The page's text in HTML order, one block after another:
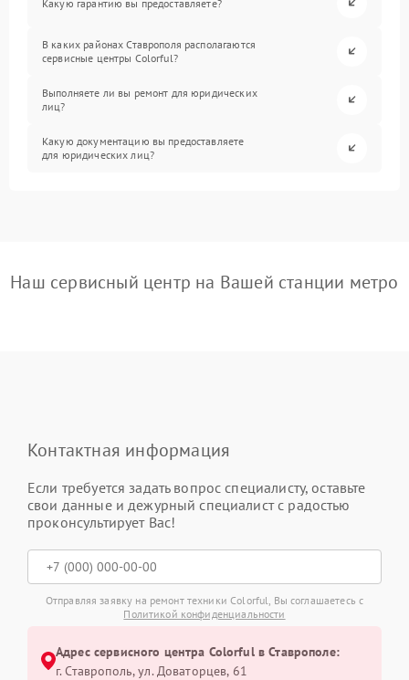
Какую гарантию вы предоставляете?
В каких районах Ставрополя располагаются
сервисные центры Colorful?
Выполняете ли вы ремонт для юридических
лиц?
Какую документацию вы предоставляете
для юридических лиц?
Наш сервисный центр на Вашей станции метро
Контактная информация
Если требуется задать вопрос специалисту, оставьте
свои данные и дежурный специалист с радостью
проконсультирует Вас!
Отправляя заявку на ремонт техники Colorful, Вы соглашаетесь с
Политикой конфиденциальности
Адрес сервисного центра Colorful в Ставрополе:
г. Ставрополь, ул. Доваторцев, 61